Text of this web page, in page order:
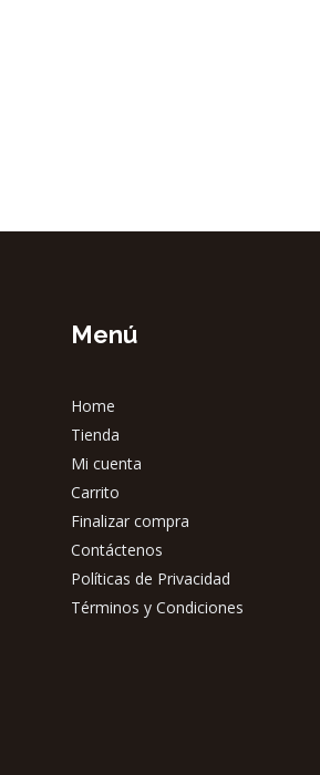
Menú
Home
Tienda
Mi cuenta
Carrito
Finalizar compra
Contáctenos
Políticas de Privacidad
Términos y Condiciones